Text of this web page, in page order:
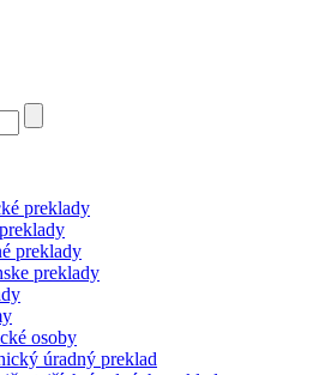
preklady
preklady
preklady
osoby
úradný preklad